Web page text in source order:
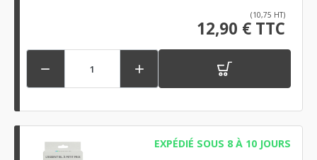
(10,75 HT)
12,90 € TTC
 
EXPÉDIÉ SOUS 8 À 10 JOURS